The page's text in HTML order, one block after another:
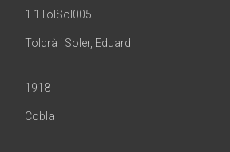
1.1TolSol005
Toldrà i Soler, Eduard
1918
Cobla